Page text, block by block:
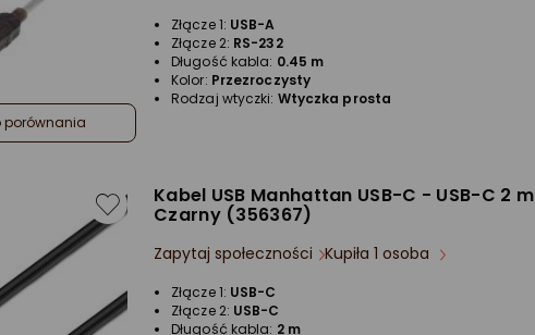
gwiazdki
Złącze 1: USB-A
Złącze 2: RS-232
Długość kabla: 0.45 m
Kolor: Przezroczysty
Rodzaj wtyczki: Wtyczka prosta
Kabel USB Manhattan USB-C - USB-C 2 m
Czarny (356367)
Zapytaj społeczności Kupiła 1 osoba
Złącze 1: USB-C
Złącze 2: USB-C
Długość kabla: 2 m